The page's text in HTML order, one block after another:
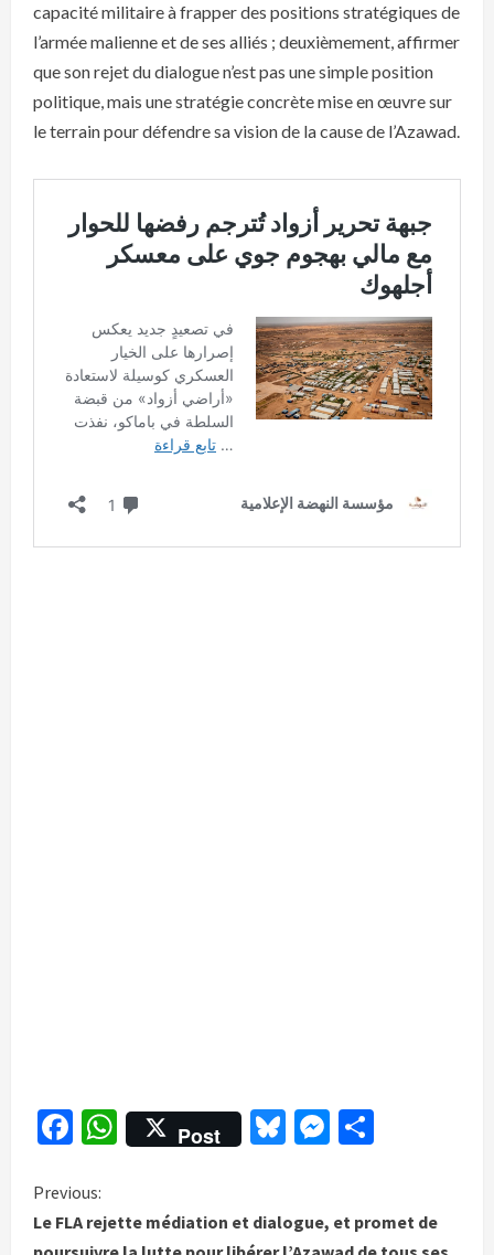
capacité militaire à frapper des positions stratégiques de
l’armée malienne et de ses alliés ; deuxièmement, affirmer
que son rejet du dialogue n’est pas une simple position
politique, mais une stratégie concrète mise en œuvre sur
le terrain pour défendre sa vision de la cause de l’Azawad.
Facebook
WhatsApp
Post Bluesky
C
o
Previous:
Le FLA rejette médiation et dialogue, et promet de